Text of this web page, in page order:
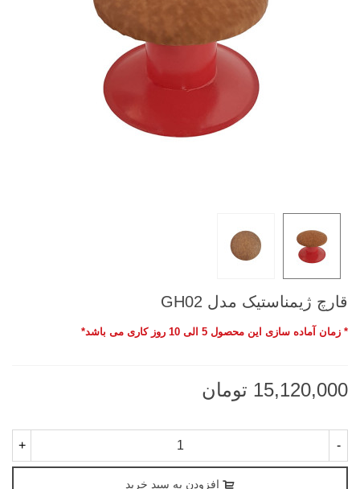
قارچ ژیمناستیک مدل GH02
* زمان آماده سازی این محصول 5 الی 10 روز کاری می باشد*
15,120,000 تومان
-
+
افزودن به سبد خرید